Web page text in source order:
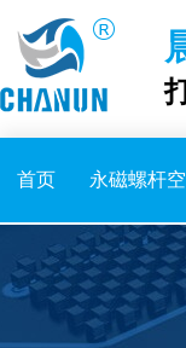
首页 永磁螺杆